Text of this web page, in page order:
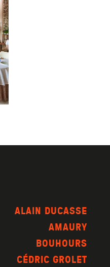
ALAIN DUCASSE
AMAURY
BOUHOURS
CÉDRIC GROLET